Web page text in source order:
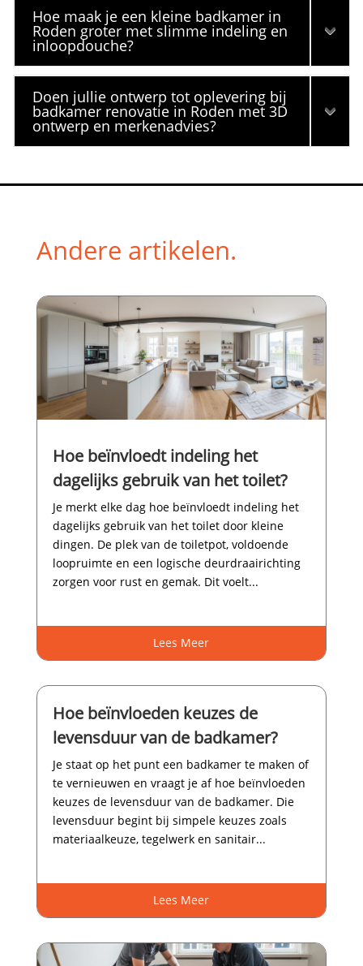
Hoe maak je een kleine badkamer in
Roden groter met slimme indeling en
inloopdouche?
Doen jullie ontwerp tot oplevering bij
badkamer renovatie in Roden met 3D
ontwerp en merkenadvies?
Andere artikelen.
Hoe beïnvloedt indeling het
dagelijks gebruik van het toilet?
Je merkt elke dag hoe beïnvloedt indeling het
dagelijks gebruik van het toilet door kleine
dingen.​ De plek van de toiletpot, voldoende
loopruimte en een logische deurdraairichting
zorgen voor rust en gemak.​ Dit voelt...
Lees Meer
Hoe beïnvloeden keuzes de
levensduur van de badkamer?
Je staat op het punt een badkamer te maken of
te vernieuwen en vraagt je af hoe beïnvloeden
keuzes de levensduur van de badkamer.​ Die
levensduur begint bij simpele keuzes zoals
materiaalkeuze, tegelwerk en sanitair...
Lees Meer